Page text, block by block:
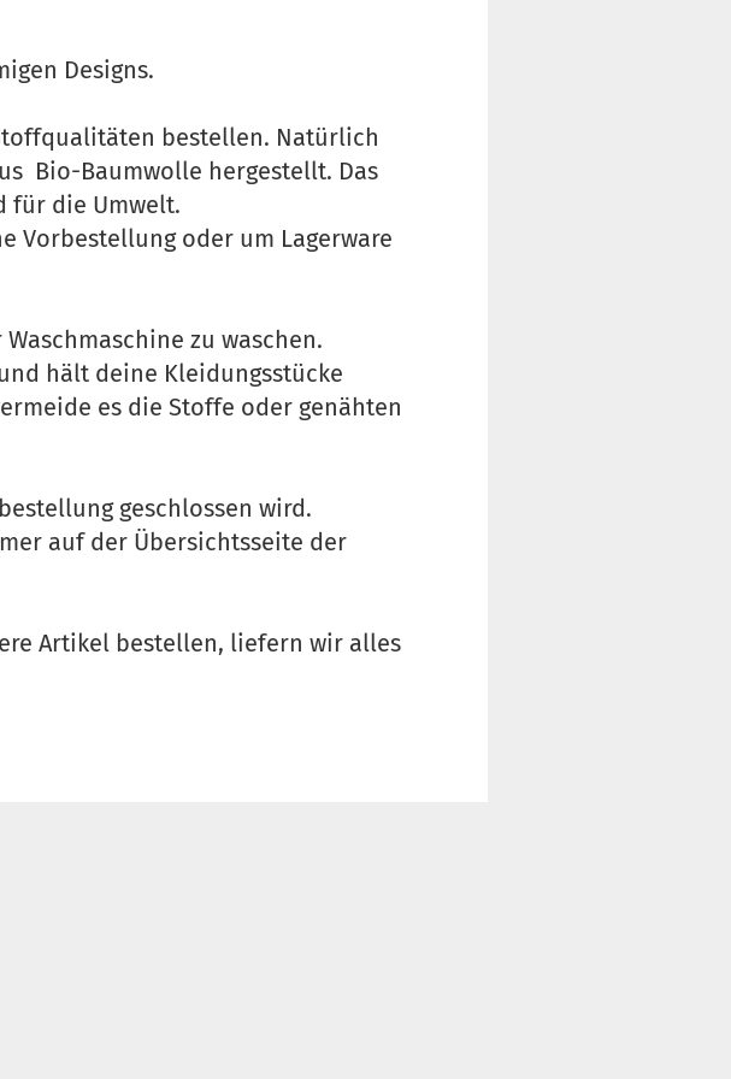
Designs.
bestellen. Natürlich
Bio-Baumwolle hergestellt. Das
für die Umwelt.
Vorbestellung oder um Lagerware
zu waschen.
hält deine Kleidungsstücke
es die Stoffe oder genähten
geschlossen wird.
auf der Übersichtsseite der
Artikel bestellen, liefern wir alles